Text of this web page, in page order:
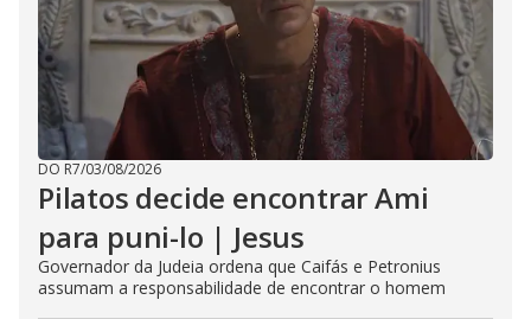
DO R7/03/08/2026
Pilatos decide encontrar Ami
para puni-lo | Jesus
Governador da Judeia ordena que Caifás e Petronius
assumam a responsabilidade de encontrar o homem